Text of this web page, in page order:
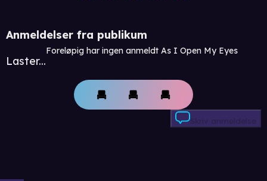
Anmeldelser fra publikum
Laster...
Foreløpig har ingen anmeldt As I Open My Eyes
Skriv anmeldelse